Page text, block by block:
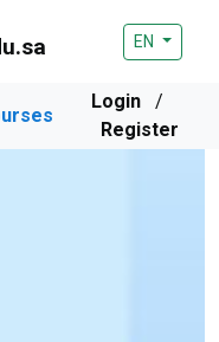
EN
Login
/
Register